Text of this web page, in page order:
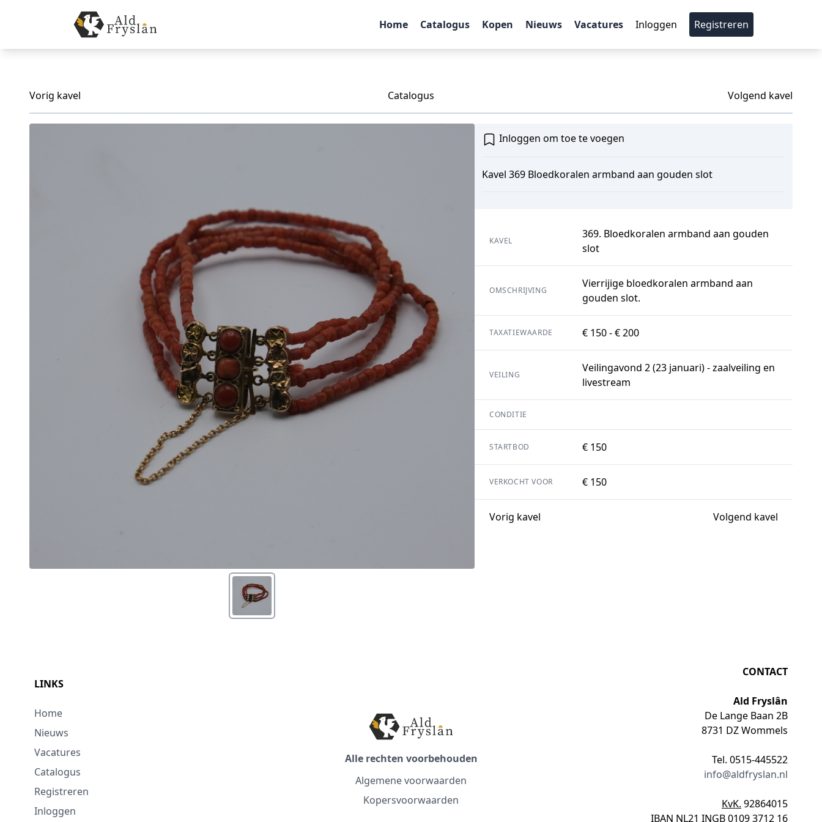
Home Catalogus Kopen Nieuws Vacatures Inloggen Registreren
Vorig kavel Catalogus Volgend kavel
Inloggen om toe te voegen
Kavel 369 Bloedkoralen armband aan gouden slot
KAVEL
369. Bloedkoralen armband aan gouden
slot
OMSCHRIJVING
Vierrijige bloedkoralen armband aan
gouden slot.
TAXATIEWAARDE € 150 - € 200
VEILING
Veilingavond 2 (23 januari) - zaalveiling en
livestream
CONDITIE
STARTBOD € 150
VERKOCHT VOOR € 150
Vorig kavel Volgend kavel
LINKS
Home
Nieuws
Vacatures
Catalogus
Registreren
Inloggen
Alle rechten voorbehouden
Algemene voorwaarden
Kopersvoorwaarden
CONTACT
Ald Fryslân
De Lange Baan 2B
8731 DZ Wommels
Tel. 0515-445522
info@aldfryslan.nl
KvK. 92864015
IBAN NL21 INGB 0109 3712 16